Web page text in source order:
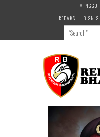
REDAKSI
BISNIS